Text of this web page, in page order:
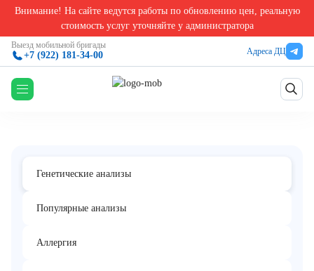
Внимание! На сайте ведутся работы по обновлению цен, реальную
стоимость услуг уточняйте у администратора
Выезд мобильной бригады
+7 (922) 181-34-00 Адреса ДЦ
Генетические анализы в Екатеринбурге Периодическая болезнь (семейная
Периодическая болезнь (семейная
средиземноморская лихорадка, поиск
мутаций в гене MEFV)
Генетические анализы
Популярные анализы
Аллергия